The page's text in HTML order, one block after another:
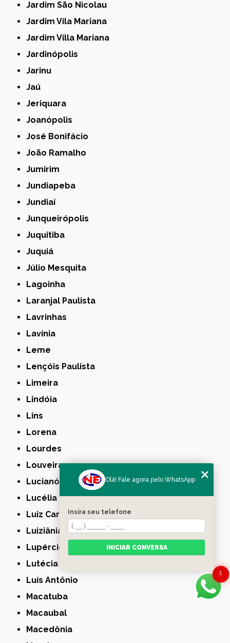
Jardim São Nicolau
Jardim Vila Mariana
Jardim Villa Mariana
Jardinópolis
Jarinu
Jaú
Jeriquara
Joanópolis
José Bonifácio
João Ramalho
Jumirim
Jundiapeba
Jundiaí
Junqueirópolis
Juquitiba
Juquiá
Júlio Mesquita
Lagoinha
Laranjal Paulista
Lavrinhas
Lavínia
Leme
Lençóis Paulista
Limeira
Lindóia
Lins
Lorena
Lourdes
Louveira
Lucianópolis
Lucélia
Luiz Carlos
Luiziânia
Lupércio
Lutécia
Luís Antônio
Macatuba
Macaubal
Macedônia
1
Olá! Fale agora pelo WhatsApp
Insira seu telefone
INICIAR CONVERSA